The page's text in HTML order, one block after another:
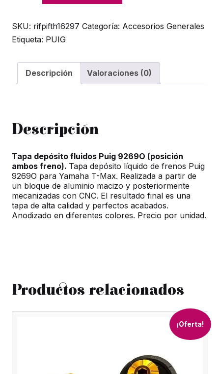
€24.00.€7.00.
Puig
9269O
SKU: rifpifth16297 Categoría: Accesorios Generales
Etiqueta: PUIG
Descripción Valoraciones (0)
Descripción
Tapa depósito fluidos Puig 9269O (posición
ambos freno). Tapa depósito líquido de frenos Puig
9269O para Yamaha T-Max. Realizada a partir de
un bloque de aluminio macizo y posteriormente
mecanizadas con CNC. El resultado final es una
tapa de alta calidad y perfectos acabados.
Anodizado en diferentes colores. Precio por unidad.
Productos relacionados
¡Oferta!